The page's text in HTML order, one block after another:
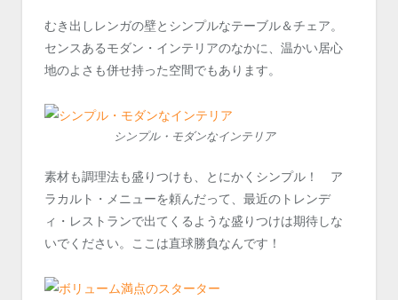
むき出しレンガの壁とシンプルなテーブル＆チェア。
センスあるモダン・インテリアのなかに、温かい居心
地のよさも併せ持った空間でもあります。
シンプル・モダンなインテリア
素材も調理法も盛りつけも、とにかくシンプル！ ア
ラカルト・メニューを頼んだって、最近のトレンデ
ィ・レストランで出てくるような盛りつけは期待しな
いでください。ここは直球勝負なんです！